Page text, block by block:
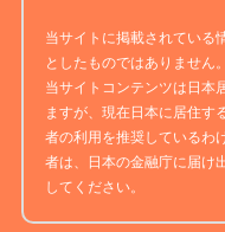
当サイトに掲載されている
としたものではありません。
当サイトコンテンツは日本
ますが、現在日本に居住す
者の利用を推奨しているわ
者は、日本の金融庁に届け
してください。